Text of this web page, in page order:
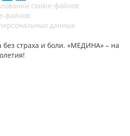
cookie-файлов
файлов
данных
страха и боли. «МЕДИНА» – на